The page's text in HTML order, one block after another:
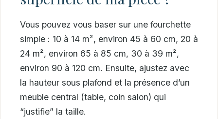
Vous pouvez vous baser sur une fourchette
simple : 10 à 14 m², environ 45 à 60 cm, 20 à
24 m², environ 65 à 85 cm, 30 à 39 m²,
environ 90 à 120 cm. Ensuite, ajustez avec
la hauteur sous plafond et la présence d’un
meuble central (table, coin salon) qui
“justifie” la taille.